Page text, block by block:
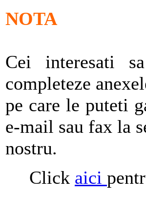
NOTA
Cei interesati
completeze
pe care le puteti
e-mail sau fax la
nostru.
Click aici